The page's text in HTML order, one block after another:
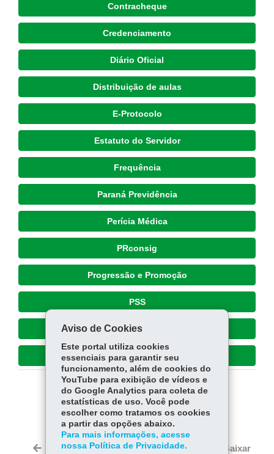
Contracheque
Credenciamento
Diário Oficial
Distribuição de aulas
E-Protocolo
Estatuto do Servidor
Frequência
Paraná Previdência
Perícia Médica
PRconsig
Progressão e Promoção
PSS
RH Seed
SAS
COMPARTILHE:
Fa
bo
Tw
W
ts
Voltar Início Imprimir Baixar
Aviso de Cookies
Este portal utiliza cookies
essenciais para garantir seu
funcionamento, além de cookies do
YouTube para exibição de vídeos e
do Google Analytics para coleta de
estatísticas de uso. Você pode
escolher como tratamos os cookies
a partir das opções abaixo.
Para mais informações, acesse
nossa Política de Privacidade.